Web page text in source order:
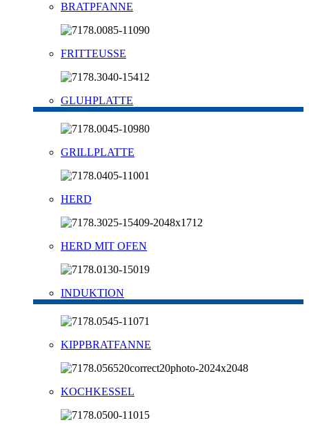
BRATPFANNE
FRITTEUSSE
GLUHPLATTE
GRILLPLATTE
HERD
HERD MIT OFEN
INDUKTION
KIPPBRATFANNE
KOCHKESSEL